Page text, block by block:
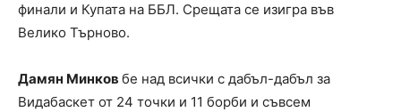
финали и Купата на ББЛ. Срещата се изигра във
Велико Търново.
Дамян Минков бе над всички с дабъл-дабъл за
Видабаскет от 24 точки и 11 борби и съвсем